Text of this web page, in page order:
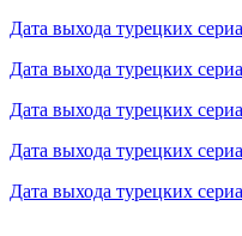
Дата выхода турецких
Дата выхода турецких
Дата выхода турецких
Дата выхода турецких
Дата выхода турецких